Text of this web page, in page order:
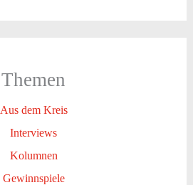
Themen
Aus dem Kreis
Interviews
Kolumnen
Gewinnspiele